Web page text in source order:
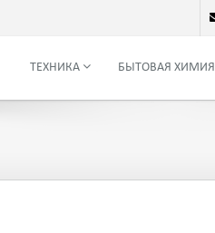
ТЕХНИКА БЫТОВАЯ ХИМИЯ